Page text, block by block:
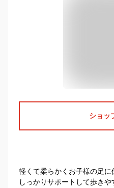
ショッ
軽くて柔らかくお子様の足
しっかりサポートして歩き